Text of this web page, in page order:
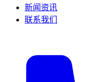
新闻资讯
联系我们